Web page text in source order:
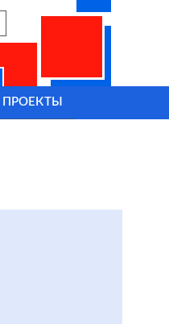
ПРОЕКТЫ